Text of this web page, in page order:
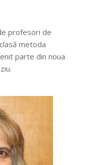
profesori de
metoda
parte din noua